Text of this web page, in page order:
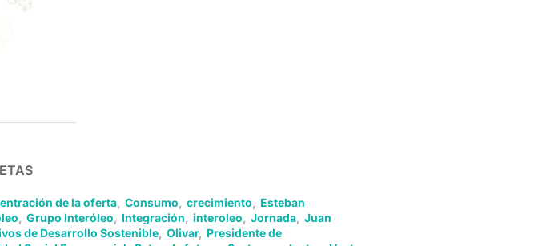
de la oferta, Consumo crecimiento
Esteban
Grupo Interóleo Integración interoleo Jornada, Juan
de Desarrollo Sostenible Olivar, Presidente de